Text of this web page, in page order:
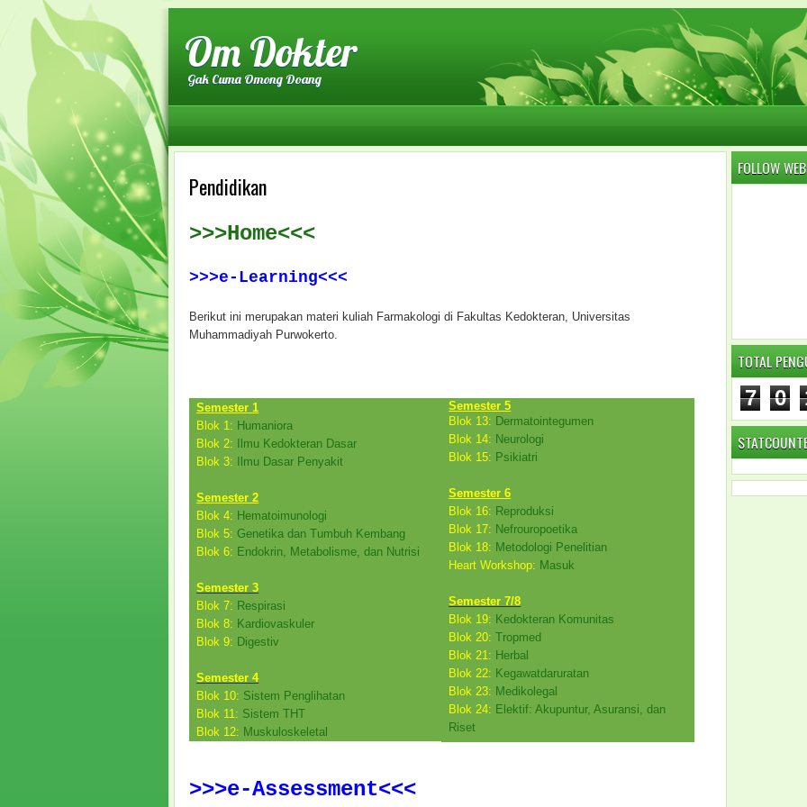
Om Dokter
Gak Cuma Omong Doang
Pendidikan
>>>Home<<<
>>>e-Learning<<<
Berikut ini merupakan materi kuliah Farmakologi di Fakultas Kedokteran, Universitas
Muhammadiyah Purwokerto.
Semester 1
Blok 1: Humaniora
Blok 2:
Ilmu Kedokteran Dasar
Blok 3:
Ilmu Dasar Penyakit
Semester 2
Blok 4: Hematoimunologi
Blok 5:Genetika dan Tumbuh Kembang
Blok 6: Endokrin, Metabolisme, dan Nutrisi
Semester 3
Blok 7: Respirasi
Blok 8: Kardiovaskuler
Blok 9: Digestiv
Semester 4
Blok 10: Sistem Penglihatan
Blok 11: Sistem THT
Blok 12: Muskuloskeletal
Semester 5
Blok 13: Dermatointegumen
Blok 14: Neurologi
Blok 15: Psikiatri
Semester 6
Blok 16: Reproduksi
Blok 17: Nefrouropoetika
Blok 18: Metodologi Penelitian
Heart Workshop: Masuk
Semester 7/8
Blok 19: Kedokteran Komunitas
Blok 20:Tropmed
Blok 21: Herbal
Blok 22: Kegawatdaruratan
Blok 23: Medikolegal
Blok 24: Elektif: Akupuntur, Asuransi, dan
Riset
>>>e-Assessment<<<
FOLLOW WEB
TOTAL
7 0